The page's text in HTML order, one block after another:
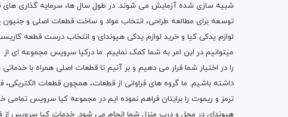
شبیه سازی شده آزمایش می شوند. در طول سال ها، سرمایه گذاری های
توسعه برای مطالعه طراحی، انتخاب مواد و ساخت قطعات اصلی و
لوازم یدکی کیا و خرید لوازم یدکی هیوندای و انتخاب درست قطعه
میتوانیم در این امر به شما کمک نماییم. ما درکیا سرویس مجموعه ای از
را در اختیار شما قرار می دهیم و بر آنیم تا قطعات اصلی همراه با
داشته باشیم. ما گروه های فراوانی از قطعات، همچون قطعات الکتریکی،
ترمز و ریموت را برایتان فراهم نموده ایم در مجموعه کیا سرویس تمامی
هیوندای در محل و درب منزل شما انجام می شود. خدمات کیا سرویس از